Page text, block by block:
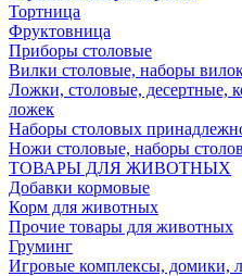
Тортница
Фруктовница
Приборы столовые
Вилки столовые, наборы
Ложки, столовые, десертные,
ложек
Наборы столовых
Ножи столовые, наборы
ТОВАРЫ ДЛЯ ЖИВОТНЫХ
Добавки кормовые
Корм для животных
Прочие товары для животных
Груминг
Игровые комплексы, домики,